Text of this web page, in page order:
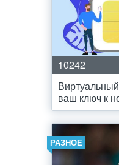
10242
ваш ключ к
РАЗНОЕ